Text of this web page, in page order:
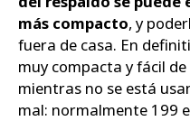
más compacto, y
fuera de casa. En
muy compacta y fácil
mientras no se está
mal: normalmente 199